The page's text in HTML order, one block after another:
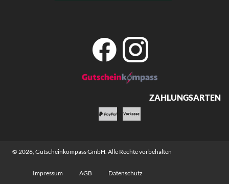
ZAHLUNGSARTEN
© 2026, Gutscheinkompass GmbH . Alle Rechte vorbehalten
Impressum AGB Datenschutz